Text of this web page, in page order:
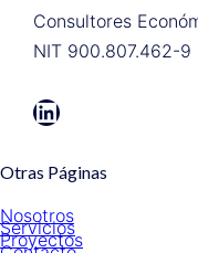
Consultores
NIT 900.807.462-9
LinkedIn
Otras Páginas
Nosotros
Servicios
Proyectos